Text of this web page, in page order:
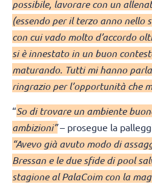
possibile, lavorare con un
(essendo per il terzo anno nello
con cui vado molto d’accordo
si è innestato in un buon
maturando. Tutti mi hanno
ringrazio per l’opportunità che
“So di trovare un ambiente
ambizioni”– prosegue la
“Avevo già avuto modo di
Bressan e le due sfide di pool
stagione al PalaCoim con la